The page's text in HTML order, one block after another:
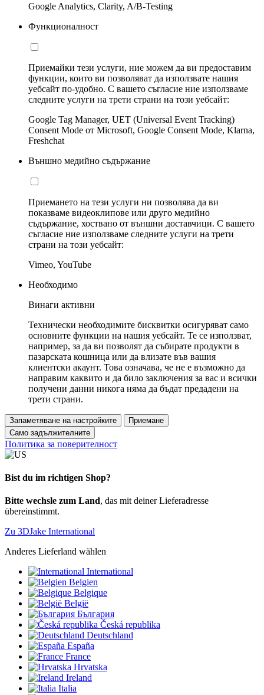
Google Analytics, Clarity, A/B-Testing
Функционалност
Приемайки тези услуги, ние можем да ви предоставим
функции, които ви позволяват да използвате нашия
уебсайт по-удобно. С вашето съгласие ние използваме
следните услуги на трети страни на този уебсайт:
Google Tag Manager, UET (Universal Event Tracking)
Consent Mode от Microsoft, Google Consent Mode, Klarna,
Freshchat
Външно медийно съдържание
Приемането на тези услуги ни позволява да ви
показваме видеоклипове или друго медийно
съдържание, хоствано от външни доставчици. С вашето
съгласие ние използваме следните услуги на трети
страни на този уебсайт:
Vimeo, YouTube
Необходимо
Винаги активни
Технически необходимите бисквитки осигуряват само
основните функции на нашия уебсайт. Те се използват,
например, за да ви позволят да събирате продукти в
пазарската кошница или да влизате във вашия
клиентски акаунт. Това означава, че не е възможно да
направим каквито и да било заключения за вас и всички
получени данни никога няма да бъдат предадени на
трети страни.
Запаметяване на настройките
Приемане
Само задължителните
Политика за поверителност
Bist du im richtigen Shop?
Bitte wechsle zum Land, das mit deiner Lieferadresse
übereinstimmt.
Zu 3DJake International
Anderes Lieferland wählen
International
Belgien
Belgique
België
България
Česká republika
Deutschland
España
France
Hrvatska
Ireland
Italia